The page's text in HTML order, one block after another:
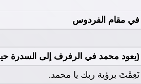
في مقام الفردوس
(يعود محمد في الرفرف إلى السدرة
نَعِمْتَ برؤية ربك يا محمد.